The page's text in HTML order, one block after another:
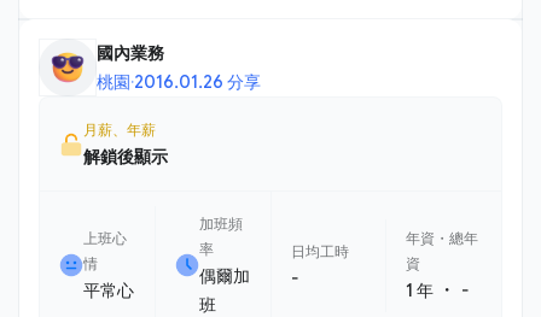
國內業務
桃園·2016.01.26 分享
月薪、年薪
解鎖後顯示
上班心
情
平常心
加班頻
率
偶爾加
班
日均工時
-
年資・總年
資
1 年 ・ -